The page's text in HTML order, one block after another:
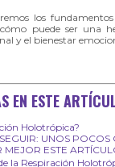
los
puede ser una
y el bienestar
EN ESTE
Holotrópica?
UNOS
MEJOR ESTE
la Respiración